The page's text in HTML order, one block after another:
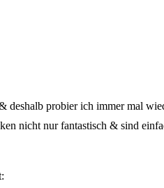
probier ich immer mal
nicht nur fantastisch & sind